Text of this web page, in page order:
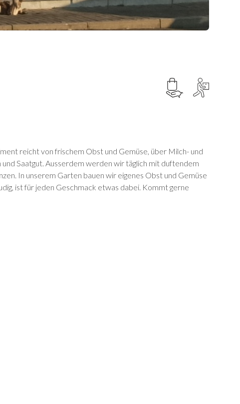
reicht von frischem Obst und Gemüse, über Milch- und
Saatgut. Ausserdem werden wir täglich mit duftendem
In unserem Garten bauen wir eigenes Obst und Gemüse
ist für jeden Geschmack etwas dabei. Kommt gerne